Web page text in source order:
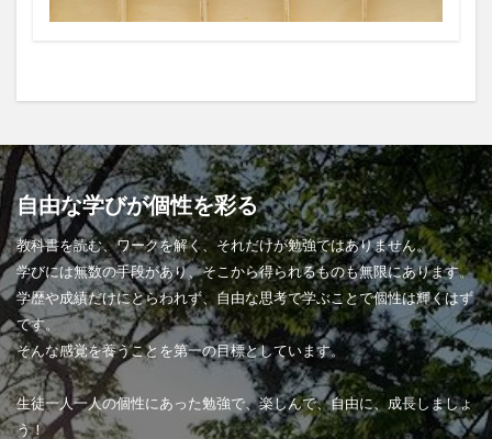
自由な学びが個性を彩る
教科書を読む、ワークを解く、それだけが勉強ではありません。
学びには無数の手段があり、そこから得られるものも無限にあります。
学歴や成績だけにとらわれず、自由な思考で学ぶことで個性は輝くはず
です。
そんな感覚を養うことを第一の目標としています。
生徒一人一人の個性にあった勉強で、楽しんで、自由に、成長しましょ
う！